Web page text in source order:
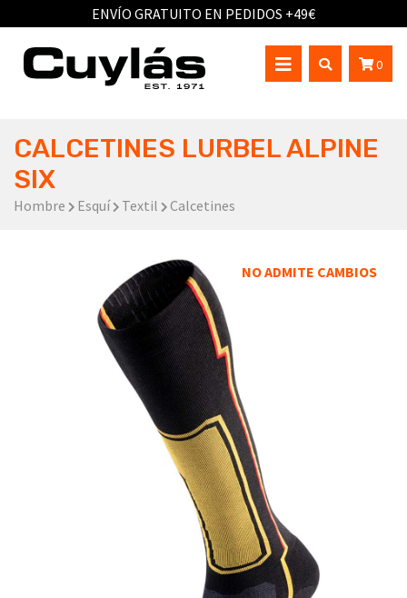
ENVÍO GRATUITO EN PEDIDOS +49€
0
CALCETINES LURBEL ALPINE
SIX
Hombre Esquí Textil Calcetines
NO ADMITE CAMBIOS